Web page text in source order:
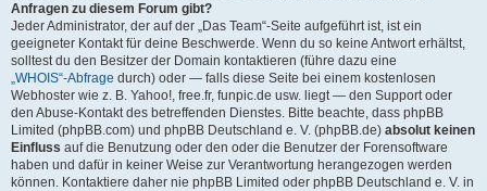
Anfragen zu diesem Forum gibt?
Jeder Administrator, der auf der „Das Team“-Seite aufgeführt ist, ist ein
geeigneter Kontakt für deine Beschwerde. Wenn du so keine Antwort erhältst,
solltest du den Besitzer der Domain kontaktieren (führe dazu eine
„WHOIS“-Abfrage durch) oder — falls diese Seite bei einem kostenlosen
Webhoster wie z. B. Yahoo!, free.fr, funpic.de usw. liegt — den Support oder
den Abuse-Kontakt des betreffenden Dienstes. Bitte beachte, dass phpBB
Limited (phpBB.com) und phpBB Deutschland e. V. (phpBB.de) absolut keinen
Einfluss auf die Benutzung oder den oder die Benutzer der Forensoftware
haben und dafür in keiner Weise zur Verantwortung herangezogen werden
können. Kontaktiere daher nie phpBB Limited oder phpBB Deutschland e. V. in